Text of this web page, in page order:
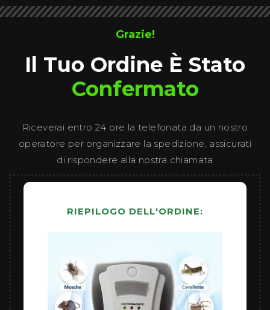
RIEPILOGO DELL'ORDINE:
Grazie!
Il Tuo Ordine È Stato
Confermato
Riceverai entro 24 ore la telefonata da un nostro
operatore per organizzare la spedizione, assicurati
di rispondere alla nostra chiamata